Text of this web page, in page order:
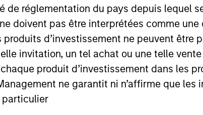
de réglementation du pays depuis lequel
doivent pas être interprétées comme
d’investissement ne peuvent être
invitation, un tel achat ou une telle
produit d’investissement dans les
ne garantit ni n’affirme que
particulier
Careers